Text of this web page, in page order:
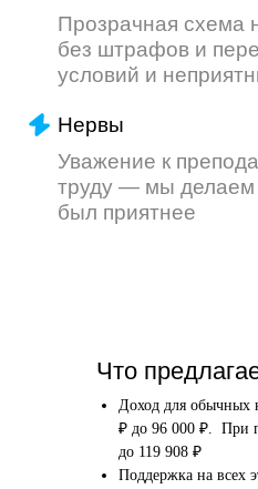
Что
Доход для обычных
₽ до 96 000 ₽. При
до 119 908 ₽
Поддержка на всех
после того,
оставите
Английский язык